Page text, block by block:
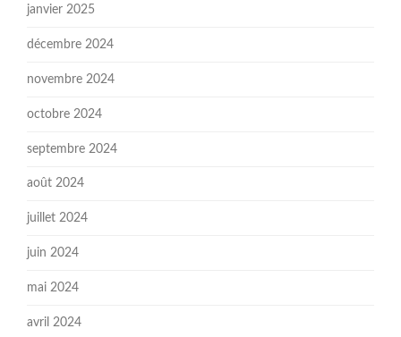
janvier 2025
décembre 2024
novembre 2024
octobre 2024
septembre 2024
août 2024
juillet 2024
juin 2024
mai 2024
avril 2024